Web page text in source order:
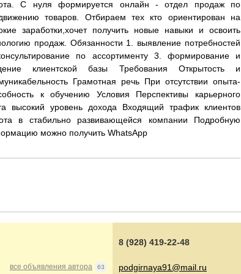
С нуля формируется онлайн - отдел продаж по
товаров. Отбираем тех кто ориентирован на
заработки,хочет получить новые навыки и освоить
продаж. Обязанности 1. выявление потребностей
по ассортименту 3. формирование и
клиентской базы Требования Открытость и
Грамотная речь При отсутствии опыта-
к обучению Условия Перспективы карьерного
высокий уровень дохода Входящий трафик клиентов
в стабильно развивающейся компании Подробную
можно получить WhatsApp
8 (928) 419-22-48
все объявления автора 63 podgirnaya91@mail.ru